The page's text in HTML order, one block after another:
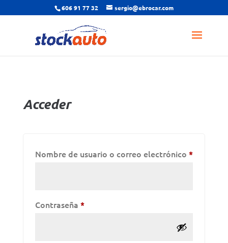
606 91 77 32 sergio@ebrocar.com
Acceder
Nombre de usuario o correo electrónico *
Contraseña *Obligatorio